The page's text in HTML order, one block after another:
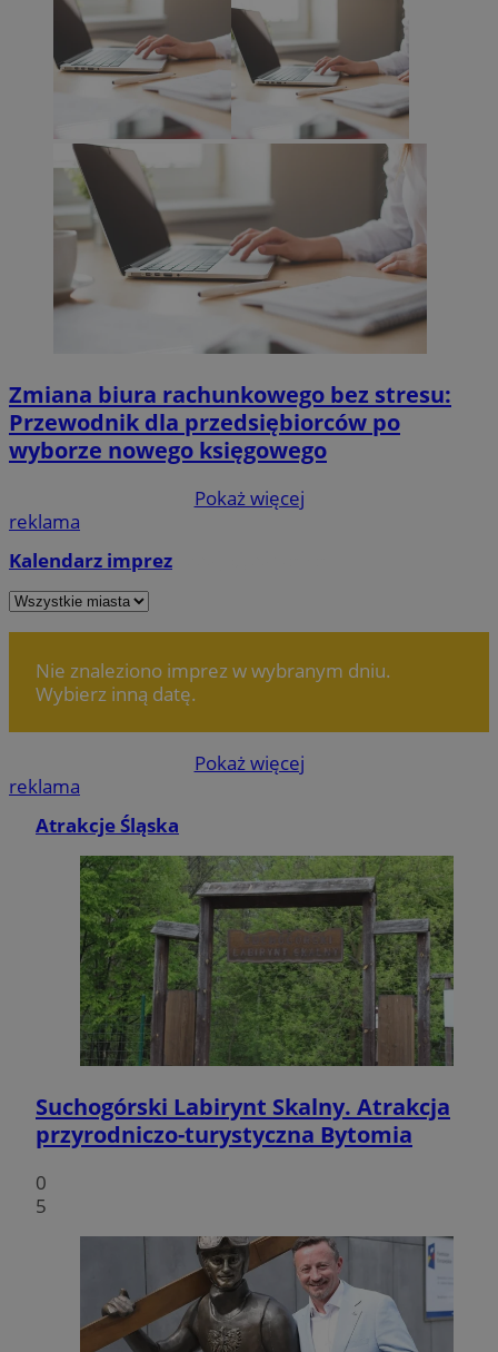
Zmiana biura rachunkowego bez stresu:
Przewodnik dla przedsiębiorców po
wyborze nowego księgowego
Pokaż więcej
reklama
Kalendarz imprez
Nie znaleziono imprez w wybranym dniu.
Wybierz inną datę.
Pokaż więcej
reklama
Atrakcje Śląska
Suchogórski Labirynt Skalny. Atrakcja
przyrodniczo-turystyczna Bytomia
0
5